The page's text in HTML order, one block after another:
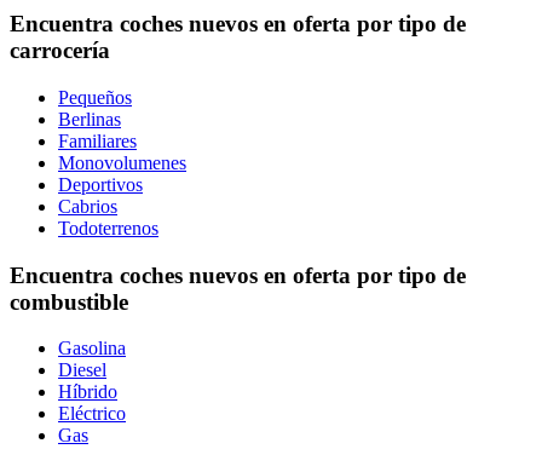
Encuentra coches nuevos en oferta por tipo de
carrocería
Pequeños
Berlinas
Familiares
Monovolumenes
Deportivos
Cabrios
Todoterrenos
Encuentra coches nuevos en oferta por tipo de
combustible
Gasolina
Diesel
Híbrido
Eléctrico
Gas